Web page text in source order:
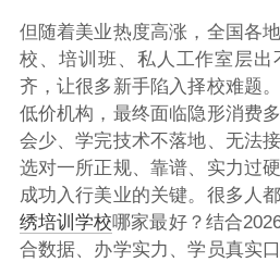
但随着美业热度高涨，全国各
校、培训班、私人工作室层
齐，让很多新手陷入择校难题
低价机构，最终面临隐形消费
会少、学完技术不落地、无法
选对一所正规、靠谱、实力过
成功入行美业的关键。很多人都
绣培训学校哪家最好？ 结合
合数据、办学实力、学员真实